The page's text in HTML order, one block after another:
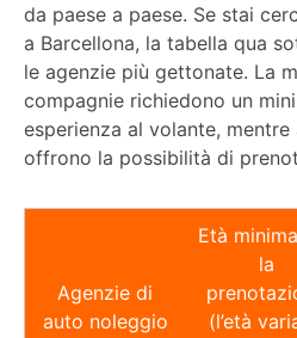
da paese a paese. Se stai
a Barcellona, la tabella qua
le agenzie più gettonate. La
compagnie richiedono un
esperienza al volante,
offrono la possibilità di
Agenzie di
auto noleggio
Età
la
(l’età